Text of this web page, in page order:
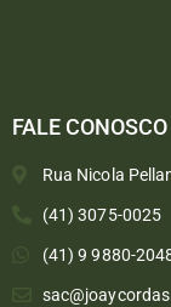
FALE CONOSCO
Rua Nicola
(41) 3075-0025
(41) 9 9880-